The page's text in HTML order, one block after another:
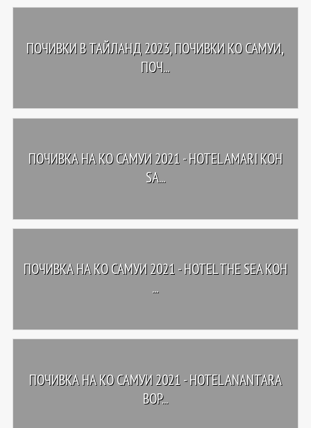
ПОЧИВКИ В ТАЙЛАНД 2023, ПОЧИВКИ КО САМУИ,
ПОЧ...
ПОЧИВКА НА КО САМУИ 2021 - HOTEL AMARI KOH
SA...
ПОЧИВКА НА КО САМУИ 2021 - HOTEL THE SEA KOH
...
ПОЧИВКА НА КО САМУИ 2021 - HOTEL ANANTARA
BOP...